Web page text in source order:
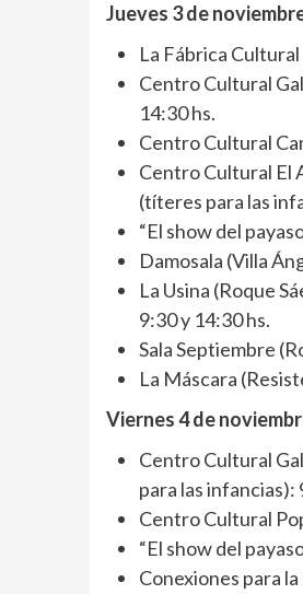
Jueves 3 de
La Fábrica
Centro Cultural
14:30 hs.
Centro Cultural
Centro Cultural El
(títeres para las
“El show del
Damosala (Villa
La Usina (Roque
9:30 y 14:30 hs.
Sala Septiembre
La Máscara
Viernes 4 de
Centro Cultural
para las infancias):
Centro Cultural
“El show del
Conexiones para